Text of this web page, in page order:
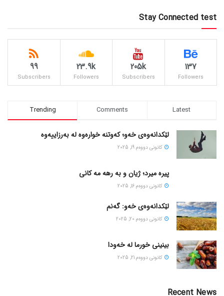
Stay Connected test
137
Followers
205k
Subscribers
23.9k
Followers
99
Subscribers
Trending Comments Latest
لێکدانەوەی خەو؛ کەوتنە خوارەوە لە بەرزاییەوە
كانونی دووه‌م 19, 2025
پیره میرد؛ ژیان و به رهه مه کانی
كانونی دووه‌م 16, 2025
لێکدانەوەی خەو: گەنم
كانونی دووه‌م 20, 2025
بینینی خورما لە خەودا
كانونی دووه‌م 21, 2025
Recent News